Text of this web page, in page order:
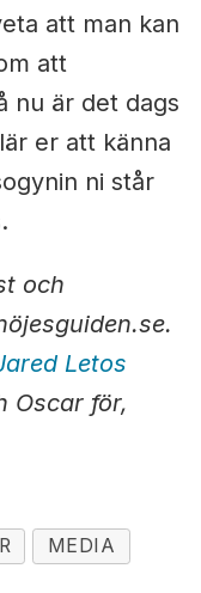
att man kan
att
nu är det dags
er att känna
ni står
och
Letos
Oscar för,
MEDIA